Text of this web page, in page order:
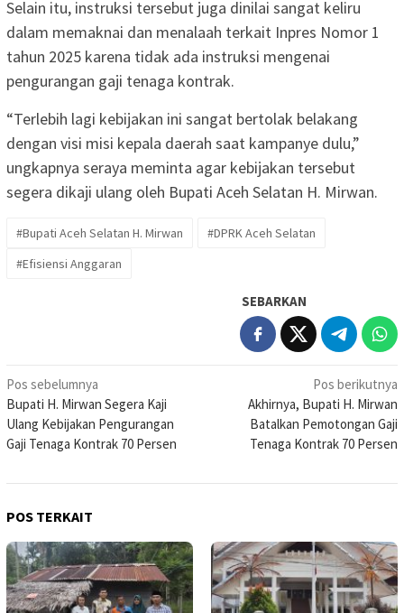
Selain itu, instruksi tersebut juga dinilai sangat keliru
dalam memaknai dan menalaah terkait Inpres Nomor 1
tahun 2025 karena tidak ada instruksi mengenai
pengurangan gaji tenaga kontrak.
“Terlebih lagi kebijakan ini sangat bertolak belakang
dengan visi misi kepala daerah saat kampanye dulu,”
ungkapnya seraya meminta agar kebijakan tersebut
segera dikaji ulang oleh Bupati Aceh Selatan H. Mirwan.
#Bupati Aceh Selatan H. Mirwan
#DPRK Aceh Selatan
#Efisiensi Anggaran
SEBARKAN
Navigasi
pos
Pos sebelumnya
Bupati H. Mirwan Segera Kaji
Ulang Kebijakan Pengurangan
Gaji Tenaga Kontrak 70 Persen
Pos berikutnya
Akhirnya, Bupati H. Mirwan
Batalkan Pemotongan Gaji
Tenaga Kontrak 70 Persen
POS TERKAIT